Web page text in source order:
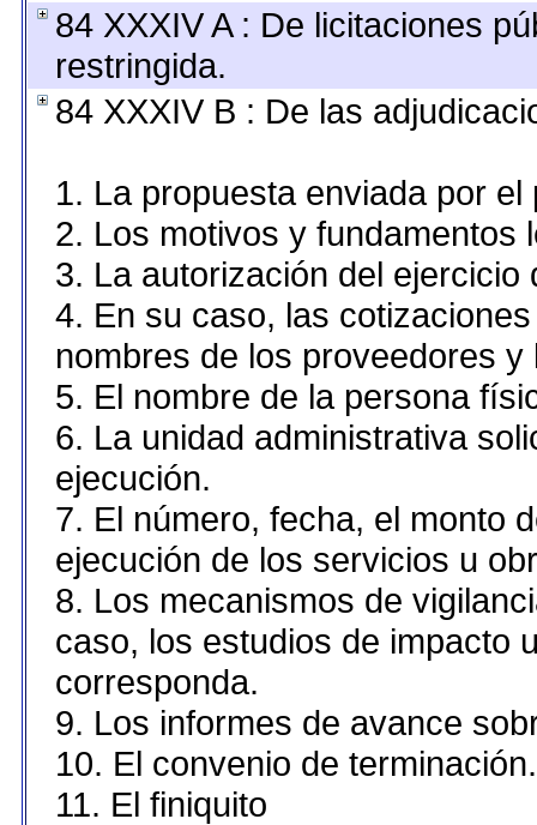
84 XXXIV A : De licitaciones
restringida.
84 XXXIV B : De las
1. La propuesta enviada por el
2. Los motivos y fundamentos
3. La autorización del ejercicio
4. En su caso, las
nombres de los proveedores y
5. El nombre de la persona
6. La unidad administrativa
ejecución.
7. El número, fecha, el monto
ejecución de los servicios u
8. Los mecanismos de
caso, los estudios de impacto
corresponda.
9. Los informes de avance
10. El convenio de terminación.
11. El finiquito